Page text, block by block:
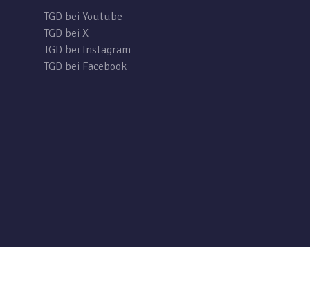
TGD bei Youtube
TGD bei X
TGD bei Instagram
TGD bei Facebook